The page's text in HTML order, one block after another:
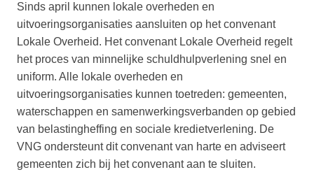
Sinds april kunnen lokale overheden en
uitvoeringsorganisaties aansluiten op het convenant
Lokale Overheid. Het convenant Lokale Overheid regelt
het proces van minnelijke schuldhulpverlening snel en
uniform. Alle lokale overheden en
uitvoeringsorganisaties kunnen toetreden: gemeenten,
waterschappen en samenwerkingsverbanden op gebied
van belastingheffing en sociale kredietverlening. De
VNG ondersteunt dit convenant van harte en adviseert
gemeenten zich bij het convenant aan te sluiten.